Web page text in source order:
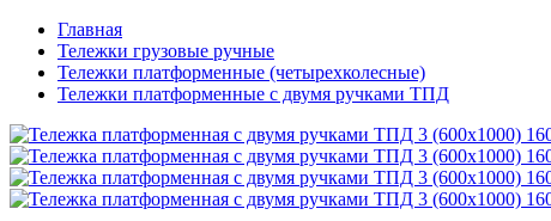
Главная
Тележки грузовые ручные
Тележки платформенные (четырехколесные)
Тележки платформенные с двумя ручками ТПД